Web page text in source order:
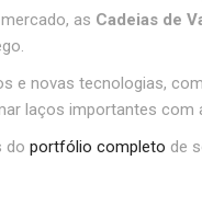
as Cadeias de
e novas tecnologias,
laços importantes com
do portfólio completo de